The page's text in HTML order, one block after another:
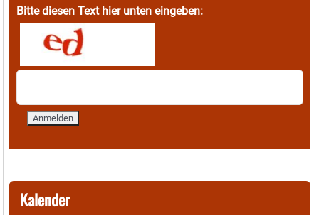
Bitte diesen Text hier unten eingeben:
Kalender